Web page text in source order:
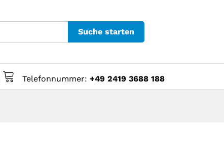
Suche starten
Telefonnummer: +49 2419 3688 188